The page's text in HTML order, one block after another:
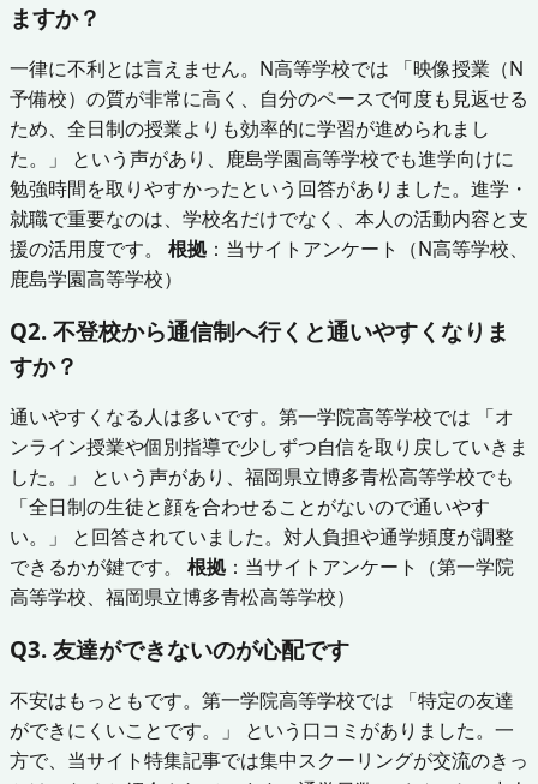
ますか？
一律に不利とは言えません。N高等学校では 「映像授業（N
予備校）の質が非常に高く、自分のペースで何度も見返せる
ため、全日制の授業よりも効率的に学習が進められまし
た。」 という声があり、鹿島学園高等学校でも進学向けに
勉強時間を取りやすかったという回答がありました。進学・
就職で重要なのは、学校名だけでなく、本人の活動内容と支
援の活用度です。 根拠 ：当サイトアンケート（N高等学校、
鹿島学園高等学校）
Q2. 不登校から通信制へ行くと通いやすくなりま
すか？
通いやすくなる人は多いです。第一学院高等学校では 「オ
ンライン授業や個別指導で少しずつ自信を取り戻していきま
した。」 という声があり、福岡県立博多青松高等学校でも
「全日制の生徒と顔を合わせることがないので通いやす
い。」 と回答されていました。対人負担や通学頻度が調整
できるかが鍵です。 根拠 ：当サイトアンケート（第一学院
高等学校、福岡県立博多青松高等学校）
Q3. 友達ができないのが心配です
不安はもっともです。第一学院高等学校では 「特定の友達
ができにくいことです。」 という口コミがありました。一
方で、当サイト特集記事では集中スクーリングが交流のきっ